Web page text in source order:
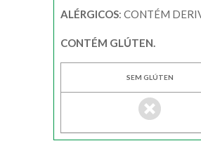
ALÉRGICOS: CONTÉM
CONTÉM GLÚTEN.
SEM GLÚTEN